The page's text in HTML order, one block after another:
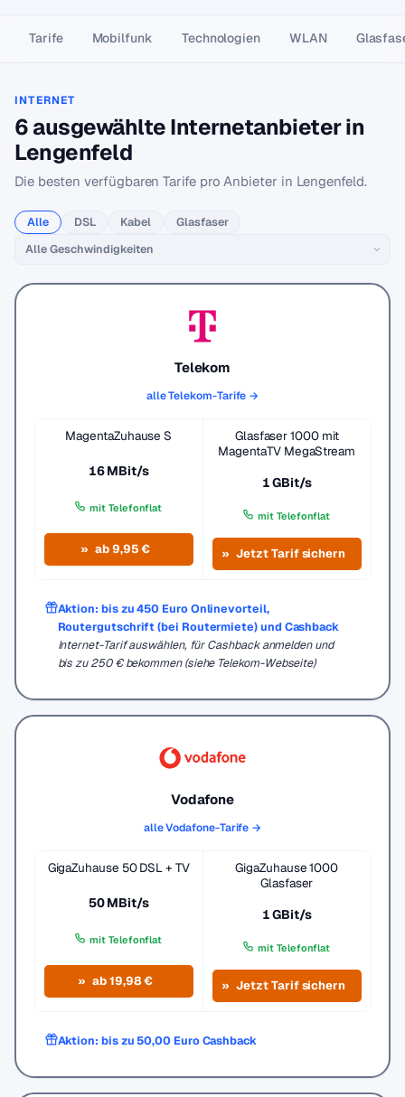
Tarife Mobilfunk Technologien WLAN
INTERNET
6 ausgewählte Internetanbieter in
Lengenfeld
Die besten verfügbaren Tarife pro Anbieter in Lengenfeld.
Alle DSL Kabel Glasfaser
Telekom
alle Telekom-Tarife →
MagentaZuhause S
16 MBit/s
mit Telefonflat
ab 9,95 €
Glasfaser 1000 mit
MagentaTV MegaStream
1 GBit/s
mit Telefonflat
Jetzt Tarif sichern
Aktion: bis zu 450 Euro Onlinevorteil,
Routergutschrift (bei Routermiete) und Cashback
Internet-Tarif auswählen, für Cashback anmelden und
bis zu 250 € bekommen (siehe Telekom-Webseite)
Vodafone
alle Vodafone-Tarife →
GigaZuhause 50 DSL + TV
50 MBit/s
mit Telefonflat
ab 19,98 €
GigaZuhause 1000
Glasfaser
1 GBit/s
mit Telefonflat
Jetzt Tarif sichern
Aktion: bis zu 50,00 Euro Cashback